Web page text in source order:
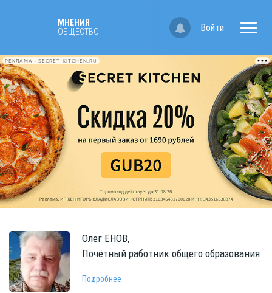
МНЕНИЯ
ОБЩЕСТВО
Войти
РЕКЛАМА • SECRET-KITCHEN.RU
Олег ЕНОВ,
Почётный работник общего образования
Подробнее